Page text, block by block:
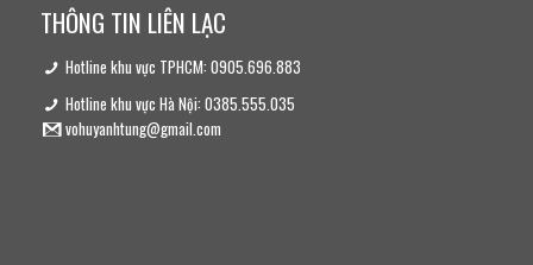
THÔNG TIN LIÊN LẠC
Hotline khu vực TPHCM: 0905.696.883
Hotline khu vực Hà Nội: 0385.555.035
vohuyanhtung@gmail.com